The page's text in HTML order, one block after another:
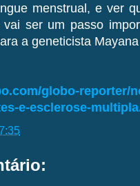
menstrual, e ver
ser um passo
a geneticista
globo-reporter/
e-esclerose-